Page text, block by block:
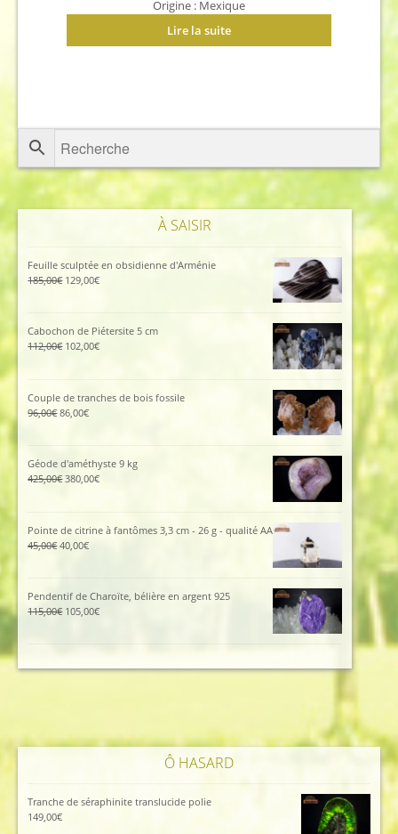
Origine : Mexique
Lire la suite
À SAISIR
Feuille sculptée en obsidienne d'Arménie
185,00€ Le
185,00€.
129,00€Le
est :
129,00€.
Cabochon de Piétersite 5 cm
112,00€ Le
112,00€.
102,00€Le
102,00€.
Couple de tranches de bois fossile
96,00€Le
96,00€.
86,00€Le
86,00€.
Géode d'améthyste 9 kg
425,00€ Le
425,00€.
380,00€Le
est :
380,00€.
Pointe de citrine à fantômes 3,3 cm - 26 g - qualité AA
45,00€Le
45,00€.
40,00€Le
40,00€.
Pendentif de Charoïte, bélière en argent 925
115,00€ Le
115,00€.
105,00€Le
105,00€.
Ô HASARD
Tranche de séraphinite translucide polie
149,00€